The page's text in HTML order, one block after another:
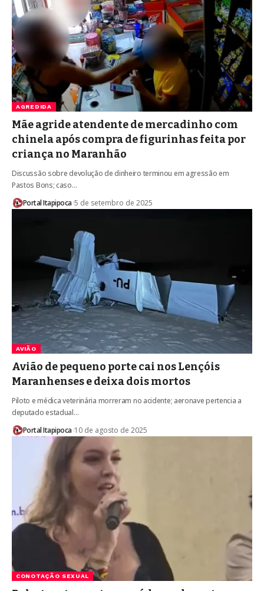
AGREDIDA
Mãe agride atendente de mercadinho com
chinela após compra de figurinhas feita por
criança no Maranhão
Discussão sobre devolução de dinheiro terminou em agressão em
Pastos Bons; caso…
Portal Itapipoca 5 de setembro de 2025
AVIÃO
Avião de pequeno porte cai nos Lençóis
Maranhenses e deixa dois mortos
Piloto e médica veterinária morreram no acidente; aeronave pertencia a
deputado estadual…
Portal Itapipoca 10 de agosto de 2025
CONOTAÇÃO SEXUAL